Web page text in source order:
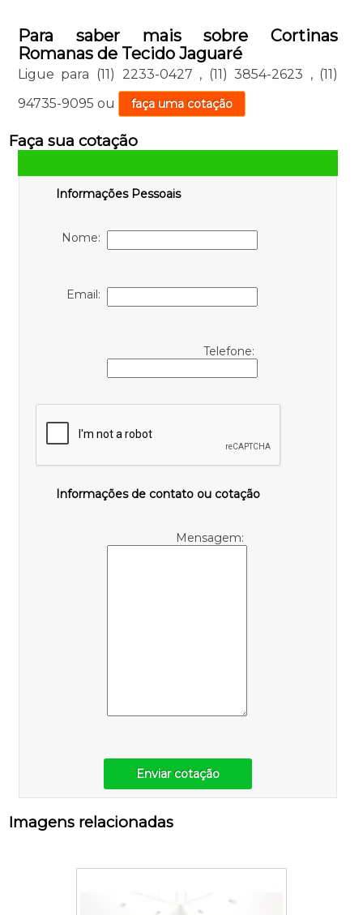
Para saber mais sobre Cortinas
Romanas de Tecido Jaguaré
Ligue para (11) 2233-0427 , (11) 3854-2623 , (11)
94735-9095 ou faça uma cotação
Faça sua cotação
Informações Pessoais
Nome:
Email:
Telefone:
Informações de contato ou cotação
Mensagem:
Enviar cotação
Imagens relacionadas